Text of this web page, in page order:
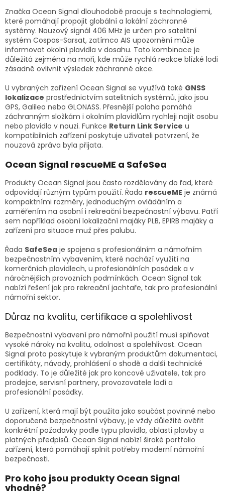
Značka Ocean Signal dlouhodobě pracuje s technologiemi,
které pomáhají propojit globální a lokální záchranné
systémy. Nouzový signál 406 MHz je určen pro satelitní
systém Cospas-Sarsat, zatímco AIS upozornění může
informovat okolní plavidla v dosahu. Tato kombinace je
důležitá zejména na moři, kde může rychlá reakce blízké lodi
zásadně ovlivnit výsledek záchranné akce.
U vybraných zařízení Ocean Signal se využívá také GNSS
lokalizace prostřednictvím satelitních systémů, jako jsou
GPS, Galileo nebo GLONASS. Přesnější poloha pomáhá
záchranným složkám i okolním plavidlům rychleji najít osobu
nebo plavidlo v nouzi. Funkce Return Link Service u
kompatibilních zařízení poskytuje uživateli potvrzení, že
nouzová zpráva byla přijata.
Ocean Signal rescueME a SafeSea
Produkty Ocean Signal jsou často rozdělovány do řad, které
odpovídají různým typům použití. Řada rescueME je známá
kompaktními rozměry, jednoduchým ovládáním a
zaměřením na osobní i rekreační bezpečnostní výbavu. Patří
sem například osobní lokalizační majáky PLB, EPIRB majáky a
zařízení pro situace muž přes palubu.
Řada SafeSea je spojena s profesionálním a námořním
bezpečnostním vybavením, které nachází využití na
komerčních plavidlech, u profesionálních posádek a v
náročnějších provozních podmínkách. Ocean Signal tak
nabízí řešení jak pro rekreační jachtaře, tak pro profesionální
námořní sektor.
Důraz na kvalitu, certifikace a spolehlivost
Bezpečnostní vybavení pro námořní použití musí splňovat
vysoké nároky na kvalitu, odolnost a spolehlivost. Ocean
Signal proto poskytuje k vybraným produktům dokumentaci,
certifikáty, návody, prohlášení o shodě a další technické
podklady. To je důležité jak pro koncové uživatele, tak pro
prodejce, servisní partnery, provozovatele lodí a
profesionální posádky.
U zařízení, která mají být použita jako součást povinné nebo
doporučené bezpečnostní výbavy, je vždy důležité ověřit
konkrétní požadavky podle typu plavidla, oblasti plavby a
platných předpisů. Ocean Signal nabízí široké portfolio
zařízení, která pomáhají splnit potřeby moderní námořní
bezpečnosti.
Pro koho jsou produkty Ocean Signal
vhodné?